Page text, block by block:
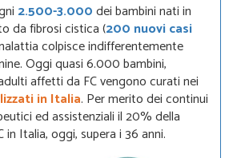
2.500-3.000dei bambini nati in
da fibrosi cistica (200 nuovi casi
colpisce indifferentemente
Oggi quasi 6.000 bambini,
affetti da FC vengono curati nei
in Italia. Per merito dei continui
ed assistenziali il 20% della
in Italia, oggi, supera i 36 anni.